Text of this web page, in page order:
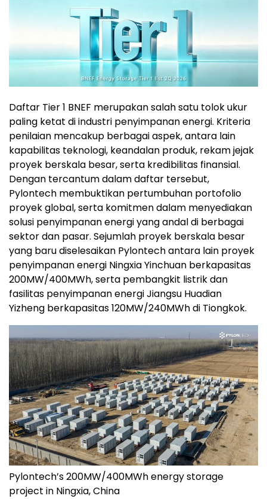
Daftar Tier 1 BNEF merupakan salah satu tolok ukur
paling ketat di industri penyimpanan energi. Kriteria
penilaian mencakup berbagai aspek, antara lain
kapabilitas teknologi, keandalan produk, rekam jejak
proyek berskala besar, serta kredibilitas finansial.
Dengan tercantum dalam daftar tersebut,
Pylontech membuktikan pertumbuhan portofolio
proyek global, serta komitmen dalam menyediakan
solusi penyimpanan energi yang andal di berbagai
sektor dan pasar. Sejumlah proyek berskala besar
yang baru diselesaikan Pylontech antara lain proyek
penyimpanan energi Ningxia Yinchuan berkapasitas
200MW/400MWh, serta pembangkit listrik dan
fasilitas penyimpanan energi Jiangsu Huadian
Yizheng berkapasitas 120MW/240MWh di Tiongkok.
Pylontech’s 200MW/400MWh energy storage
project in Ningxia, China